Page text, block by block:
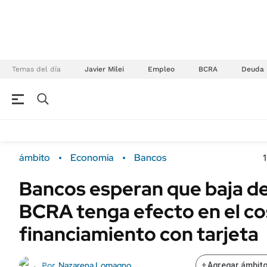
Temas del día Javier Milei Empleo BCRA Deuda
Campo
FINANZAS
Dólar
Sustentabilidad
POLÍTICA
ámbito Economía Bancos
Bancos esperan que baja
BCRA tenga efecto en el
financiamiento con tarjeta